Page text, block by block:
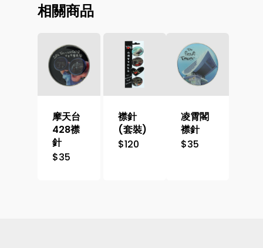
相關商品
摩天台
428襟
針
$35
襟針
(套裝)
$120
凌霄閣
襟針
$35